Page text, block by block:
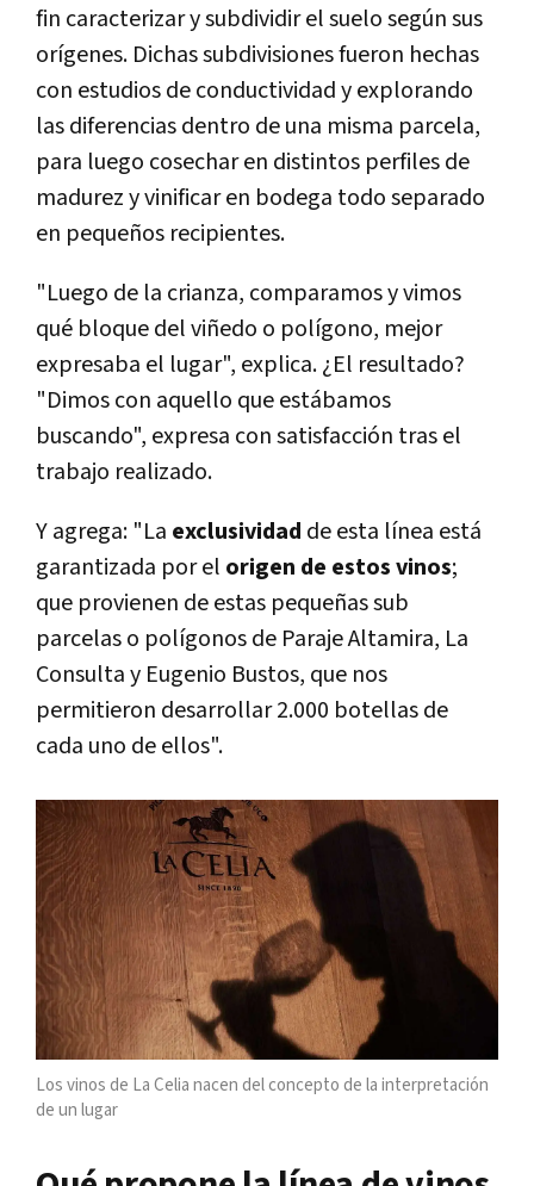
fin caracterizar y subdividir el suelo según sus
orígenes. Dichas subdivisiones fueron hechas
con estudios de conductividad y explorando
las diferencias dentro de una misma parcela,
para luego cosechar en distintos perfiles de
madurez y vinificar en bodega todo separado
en pequeños recipientes.
"Luego de la crianza, comparamos y vimos
qué bloque del viñedo o polígono, mejor
expresaba el lugar", explica. ¿El resultado?
"Dimos con aquello que estábamos
buscando", expresa con satisfacción tras el
trabajo realizado.
Y agrega: "La exclusividad de esta línea está
garantizada por el origen de estos vinos;
que provienen de estas pequeñas sub
parcelas o polígonos de Paraje Altamira, La
Consulta y Eugenio Bustos, que nos
permitieron desarrollar 2.000 botellas de
cada uno de ellos".
Los vinos de La Celia nacen del concepto de la interpretación
de un lugar